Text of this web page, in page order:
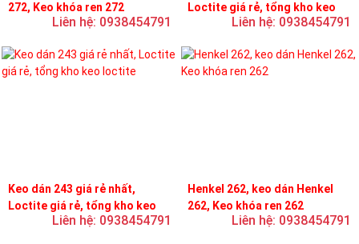
272, Keo khóa ren 272
Liên hệ: 0938454791
Loctite giá rẻ, tổng kho keo
Liên hệ: 0938454791
Keo dán 243 giá rẻ nhất,
Loctite giá rẻ, tổng kho keo
Liên hệ: 0938454791
Henkel 262, keo dán Henkel
262, Keo khóa ren 262
Liên hệ: 0938454791